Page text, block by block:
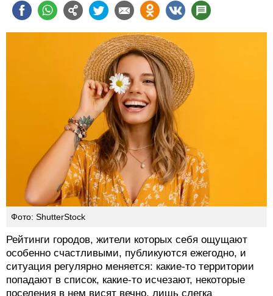
Фото: ShutterStock
Рейтинги городов, жители которых себя ощущают
особенно счастливыми, публикуются ежегодно, и
ситуация регулярно меняется: какие-то территории
попадают в список, какие-то исчезают, некоторые
поселения в нем висят вечно, лишь слегка